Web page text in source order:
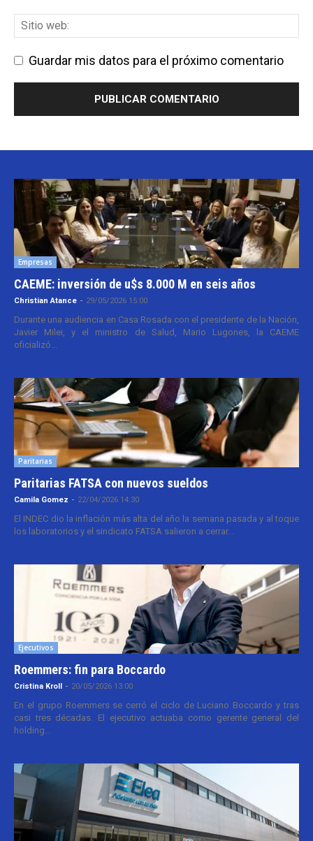
Guardar mis datos para el próximo comentario
Empresas
CAEME: inversión de u$s 8.000 M en seis años
Christian Atance - 29/05/2026 15:00
Durante una audiencia en Casa Rosada con el presidente de la Nación,
Javier Milei, y el ministro de Salud, Mario Lugones, la CAEME
oficializó...
Paritarias
Paritarias FATSA con nuevos sueldos
Camila Gomez - 22/04/2026 14:30
El INDEC dio la inflación más alta del año la semana pasada y al toque
los laboratorios y el sindicato FATSA salieron a cerrar...
Ejecutivos
Roemmers: fin para Boccardo
Cristina Kroll - 20/05/2026 13:00
En el grupo Roemmers se cerró el ciclo de Luciano Boccardo y tras
casi tres décadas. El ejecutivo actuaba como gerente general del
holding...